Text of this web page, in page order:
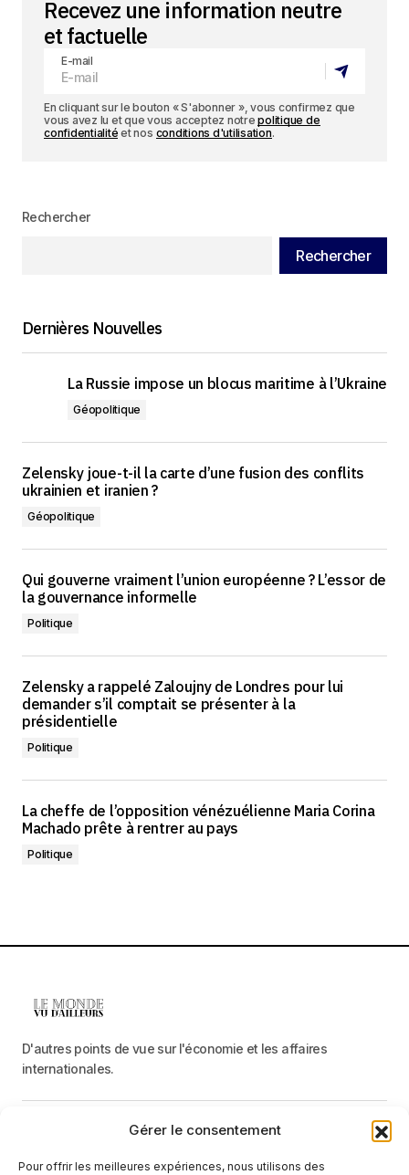
Gérer le consentement
Pour offrir les meilleures expériences, nous utilisons des
Recevez une information neutre
et factuelle
E-mail
En cliquant sur le bouton « S'abonner », vous confirmez que
vous avez lu et que vous acceptez notrepolitique de
confidentialité et nos conditions d'utilisation.
Rechercher
Rechercher
Dernières Nouvelles
La Russie impose un blocus maritime à l’Ukraine
Géopolitique
Zelensky joue-t-il la carte d’une fusion des conflits
ukrainien et iranien ?
Géopolitique
Qui gouverne vraiment l’union européenne ? L’essor de
la gouvernance informelle
Politique
Zelensky a rappelé Zaloujny de Londres pour lui
demander s’il comptait se présenter à la
présidentielle
Politique
La cheffe de l’opposition vénézuélienne Maria Corina
Machado prête à rentrer au pays
Politique
D'autres points de vue sur l'économie et les affaires
internationales.